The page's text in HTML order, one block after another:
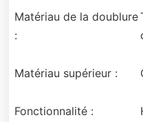
Matériau de la doublure
:
Matériau supérieur :
Fonctionnalité :